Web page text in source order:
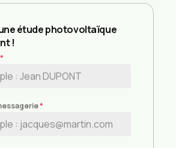
étude photovoltaïque
!
*
*